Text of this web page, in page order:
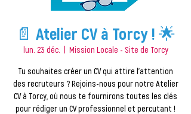
📄 Atelier CV à Torcy ! 🌟
lun. 23 déc. Mission Locale - Site de Torcy
Tu souhaites créer un CV qui attire l’attention
des recruteurs ? Rejoins-nous pour notre Atelier
CV à Torcy, où nous te fournirons toutes les clés
pour rédiger un CV professionnel et percutant !